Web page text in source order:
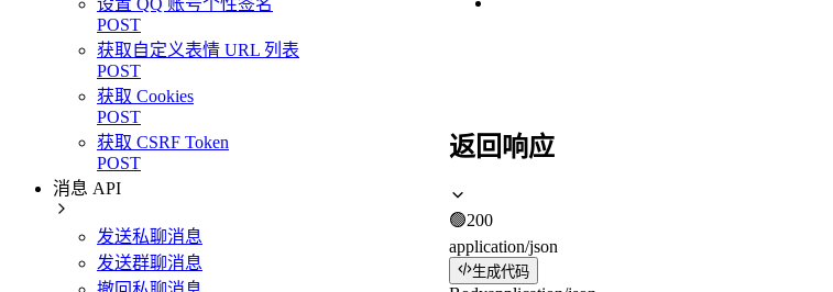
设置 QQ 账号个性签名
POST
获取自定义表情 URL 列表
POST
获取 Cookies
POST
获取 CSRF Token
POST
消息 API
发送私聊消息
发送群聊消息
返回响应
🟢200
application/json
生成代码